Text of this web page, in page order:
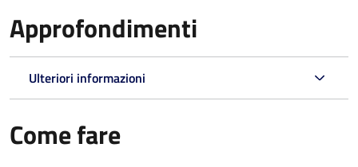
Approfondimenti
Ulteriori informazioni
Come fare